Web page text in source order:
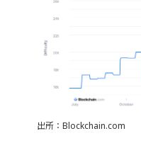
出所：Blockchain.com